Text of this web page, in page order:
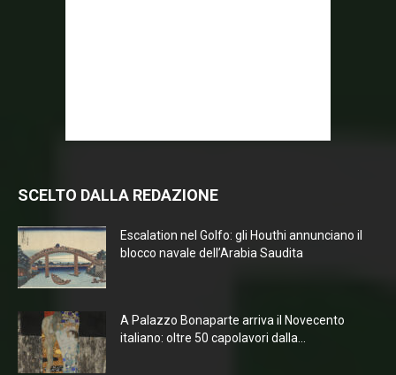
SCELTO DALLA REDAZIONE
Escalation nel Golfo: gli Houthi annunciano il
blocco navale dell’Arabia Saudita
A Palazzo Bonaparte arriva il Novecento
italiano: oltre 50 capolavori dalla...